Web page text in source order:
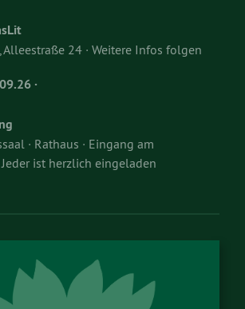
24 · Weitere Infos folgen
·
· Rathaus · Eingang am
ist herzlich eingeladen